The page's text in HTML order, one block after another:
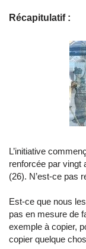
Récapitulatif :
L’initiative
renforcée par vingt
(26). N’est-ce pas
Est-ce que nous
pas en mesure de
exemple à copier,
copier quelque